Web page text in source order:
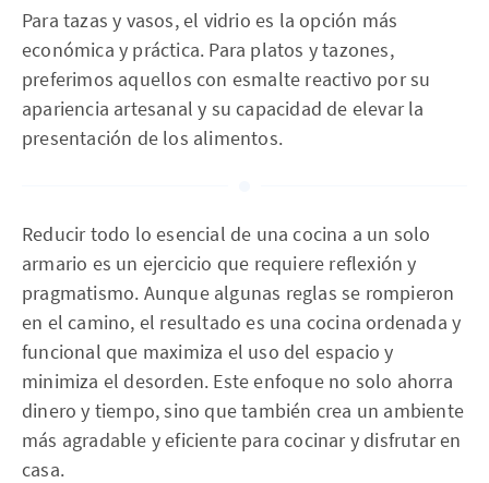
Para tazas y vasos, el vidrio es la opción más
económica y práctica. Para platos y tazones,
preferimos aquellos con esmalte reactivo por su
apariencia artesanal y su capacidad de elevar la
presentación de los alimentos.
Reducir todo lo esencial de una cocina a un solo
armario es un ejercicio que requiere reflexión y
pragmatismo. Aunque algunas reglas se rompieron
en el camino, el resultado es una cocina ordenada y
funcional que maximiza el uso del espacio y
minimiza el desorden. Este enfoque no solo ahorra
dinero y tiempo, sino que también crea un ambiente
más agradable y eficiente para cocinar y disfrutar en
casa.